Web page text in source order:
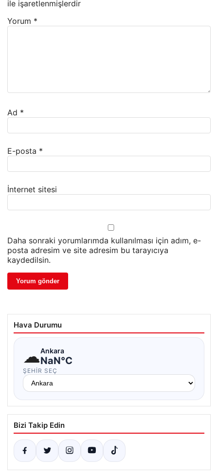
ile işaretlenmişlerdir
Yorum *
Ad *
E-posta *
İnternet sitesi
Daha sonraki yorumlarımda kullanılması için adım, e-
posta adresim ve site adresim bu tarayıcıya
kaydedilsin.
Hava Durumu
☁Ankara
NaN°C
ŞEHIR SEÇ
Bizi Takip Edin